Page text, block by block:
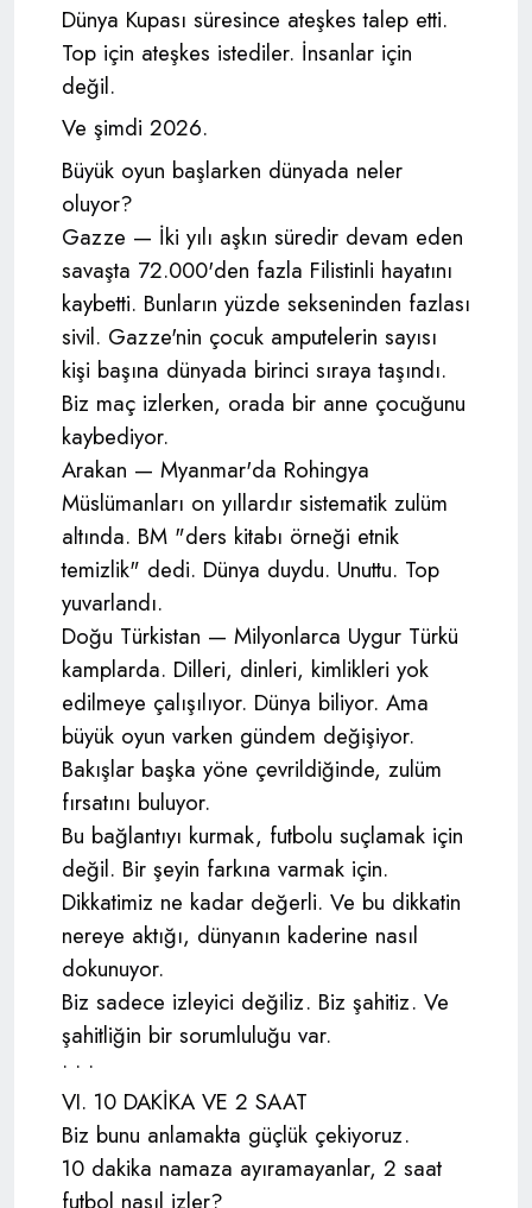
Dünya Kupası süresince ateşkes talep etti.
Top için ateşkes istediler. İnsanlar için
değil.
Ve şimdi 2026.
Büyük oyun başlarken dünyada neler
oluyor?
Gazze — İki yılı aşkın süredir devam eden
savaşta 72.000'den fazla Filistinli hayatını
kaybetti. Bunların yüzde sekseninden fazlası
sivil. Gazze'nin çocuk amputelerin sayısı
kişi başına dünyada birinci sıraya taşındı.
Biz maç izlerken, orada bir anne çocuğunu
kaybediyor.
Arakan — Myanmar'da Rohingya
Müslümanları on yıllardır sistematik zulüm
altında. BM "ders kitabı örneği etnik
temizlik" dedi. Dünya duydu. Unuttu. Top
yuvarlandı.
Doğu Türkistan — Milyonlarca Uygur Türkü
kamplarda. Dilleri, dinleri, kimlikleri yok
edilmeye çalışılıyor. Dünya biliyor. Ama
büyük oyun varken gündem değişiyor.
Bakışlar başka yöne çevrildiğinde, zulüm
fırsatını buluyor.
Bu bağlantıyı kurmak, futbolu suçlamak için
değil. Bir şeyin farkına varmak için.
Dikkatimiz ne kadar değerli. Ve bu dikkatin
nereye aktığı, dünyanın kaderine nasıl
dokunuyor.
Biz sadece izleyici değiliz. Biz şahitiz. Ve
şahitliğin bir sorumluluğu var.
• • •
VI. 10 DAKİKA VE 2 SAAT
Biz bunu anlamakta güçlük çekiyoruz.
10 dakika namaza ayıramayanlar, 2 saat
futbol nasıl izler?